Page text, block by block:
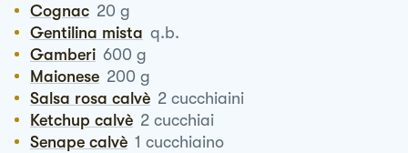
Cognac 20 g
Gentilina mista q.b.
Gamberi 600 g
Maionese 200 g
Salsa rosa calvè 2 cucchiaini
Ketchup calvè 2 cucchiai
Senape calvè 1 cucchiaino